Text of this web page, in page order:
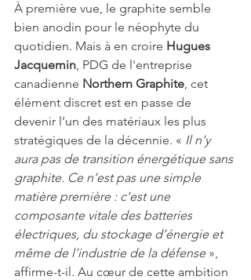
À première vue, le graphite semble
bien anodin pour le néophyte du
quotidien. Mais à en croire Hugues
Jacquemin, PDG de l'entreprise
canadienne Northern Graphite, cet
élément discret est en passe de
devenir l’un des matériaux les plus
stratégiques de la décennie. « Il n’y
aura pas de transition énergétique sans
graphite. Ce n’est pas une simple
matière première : c’est une
composante vitale des batteries
électriques, du stockage d’énergie et
même de l’industrie de la défense »,
affirme-t-il. Au cœur de cette ambition